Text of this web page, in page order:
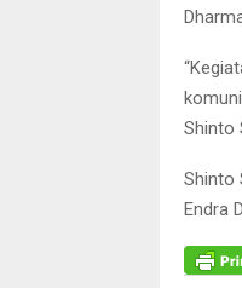
Shinto
Shinto
Endra